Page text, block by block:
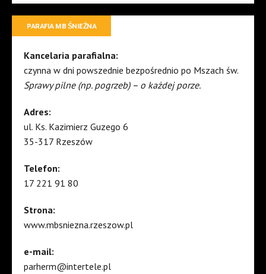
PARAFIA MB ŚNIEŻNA
Kancelaria parafialna:
czynna w dni powszednie bezpośrednio po Mszach św.
Sprawy pilne (np. pogrzeb) – o każdej porze.
Adres:
ul. Ks. Kazimierz Guzego 6
35-317 Rzeszów
Telefon:
17 221 91 80
Strona:
www.mbsniezna.rzeszow.pl
e-mail:
parherm@intertele.pl